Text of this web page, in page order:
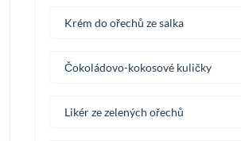
Krém do ořechů ze salka
Čokoládovo-kokosové kuličky
Likér ze zelených ořechů